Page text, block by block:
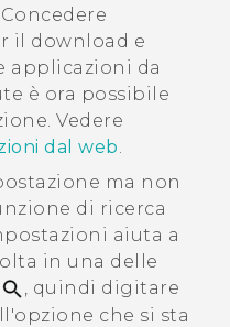
. Concedere
il download e
applicazioni da
è ora possibile
Vedere
dal web
ma non
di ricerca
aiuta a
in una delle
, quindi digitare
che si sta